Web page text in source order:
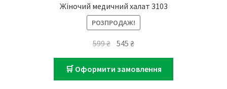
Жіночий медичний халат 3103
РОЗПРОДАЖ!
599₴ Оригінальна
599 ₴.
545₴Поточна
545 ₴.
🛒 Оформити замовлення